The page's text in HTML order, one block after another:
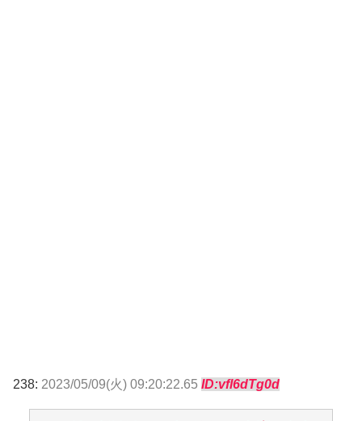
238: 2023/05/09(火) 09:20:22.65 ID:vfl6dTg0d